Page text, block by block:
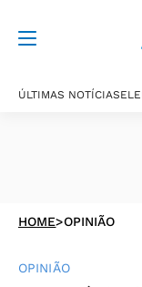
ÚLTIMAS NOTÍCIAS
HOME>OPINIÃO
OPINIÃO